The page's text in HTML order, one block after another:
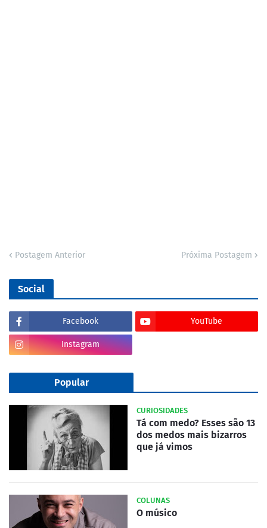
Postagem Anterior Próxima Postagem
Social
Facebook YouTube
Instagram
Popular
CURIOSIDADES
Tá com medo? Esses são 13
dos medos mais bizarros
que já vimos
COLUNAS
O músico